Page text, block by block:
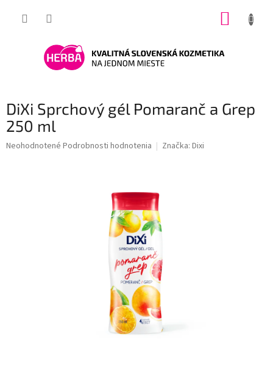
DiXi Sprchový gél Pomaranč a Grep
250 ml
Priemerné
Neohodnotené Podrobnosti hodnotenia Značka: Dixi